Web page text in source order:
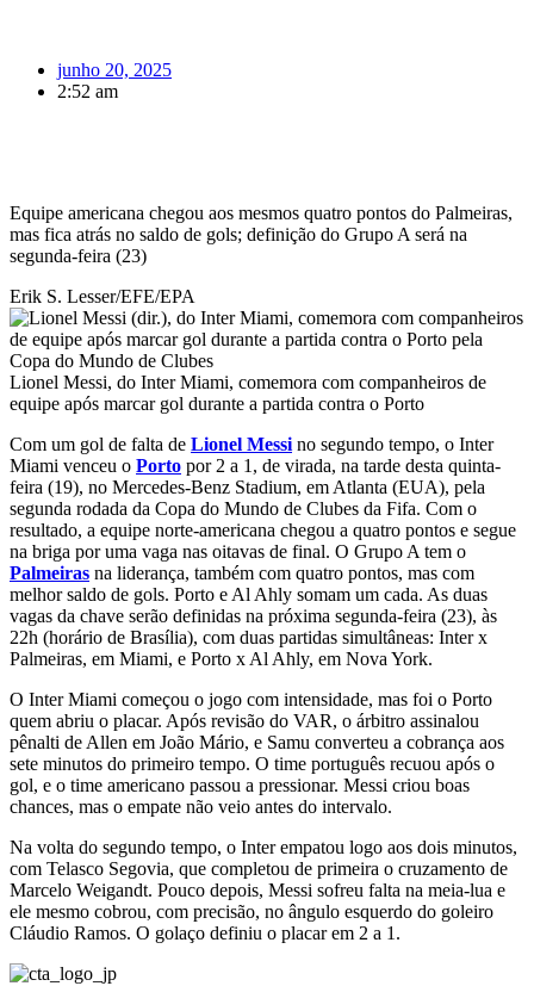
junho 20, 2025
2:52 am
Equipe americana chegou aos mesmos quatro pontos do Palmeiras,
mas fica atrás no saldo de gols; definição do Grupo A será na
segunda-feira (23)
Erik S. Lesser/EFE/EPA
Lionel Messi, do Inter Miami, comemora com companheiros de
equipe após marcar gol durante a partida contra o Porto
Com um gol de falta de Lionel Messi no segundo tempo, o Inter
Miami venceu o Porto por 2 a 1, de virada, na tarde desta quinta-
feira (19), no Mercedes-Benz Stadium, em Atlanta (EUA), pela
segunda rodada da Copa do Mundo de Clubes da Fifa. Com o
resultado, a equipe norte-americana chegou a quatro pontos e segue
na briga por uma vaga nas oitavas de final. O Grupo A tem o
Palmeiras na liderança, também com quatro pontos, mas com
melhor saldo de gols. Porto e Al Ahly somam um cada. As duas
vagas da chave serão definidas na próxima segunda-feira (23), às
22h (horário de Brasília), com duas partidas simultâneas: Inter x
Palmeiras, em Miami, e Porto x Al Ahly, em Nova York.
O Inter Miami começou o jogo com intensidade, mas foi o Porto
quem abriu o placar. Após revisão do VAR, o árbitro assinalou
pênalti de Allen em João Mário, e Samu converteu a cobrança aos
sete minutos do primeiro tempo. O time português recuou após o
gol, e o time americano passou a pressionar. Messi criou boas
chances, mas o empate não veio antes do intervalo.
Na volta do segundo tempo, o Inter empatou logo aos dois minutos,
com Telasco Segovia, que completou de primeira o cruzamento de
Marcelo Weigandt. Pouco depois, Messi sofreu falta na meia-lua e
ele mesmo cobrou, com precisão, no ângulo esquerdo do goleiro
Cláudio Ramos. O golaço definiu o placar em 2 a 1.